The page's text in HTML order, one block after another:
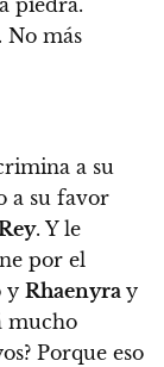
piedra.
No más
a su
a su favor
. Y le
por el
y Rhaenyra y
mucho
Porque eso